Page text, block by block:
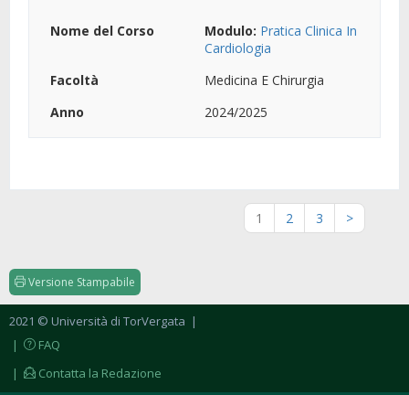
Modulo: Pratica Clinica In
Cardiologia
Medicina E Chirurgia
2024/2025
1 2 3 >
Versione Stampabile
2021 © Università di TorVergata
|
FAQ
|
Contatta la Redazione
|